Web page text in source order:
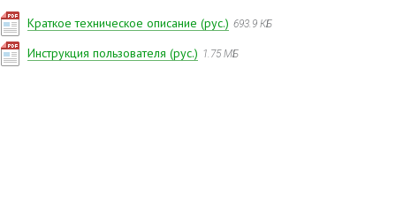
Краткое техническое описание (рус.) 693.9 КБ
Инструкция пользователя (рус.) 1.75 МБ
Имя